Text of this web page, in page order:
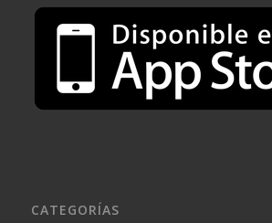
CATEGORÍAS